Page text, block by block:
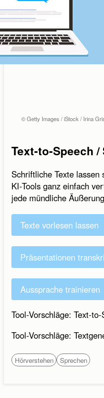
© Getty Images / iStock / Irina
Text-to-Speech
Schriftliche Texte
KI-Tools ganz einfach
jede mündliche
Texte vorlesen lassen
Präsentationen
Aussprache trainieren
Tool-Vorschläge: Text-
Tool-Vorschläge:
Hörverstehen Sprechen